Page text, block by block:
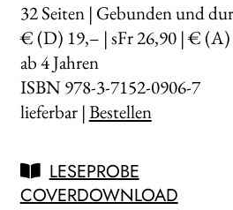
32Seiten | Gebunden und
€ (D) 19,– | sFr 26,90 | € (A)
ab 4 Jahren
ISBN 978-3-7152-0906-7
lieferbar |Bestellen
LESEPROBE
COVERDOWNLOAD